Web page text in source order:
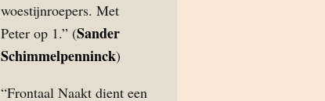
woestijnroepers. Met
Peter op 1.” (Sander
Schimmelpenninck)
“Frontaal Naakt dient een